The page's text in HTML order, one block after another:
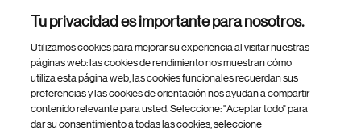
Footer Site Search
Tu privacidad es importante para nosotros.
Utilizamos cookies para mejorar su experiencia al visitar nuestras
páginas web: las cookies de rendimiento nos muestran cómo
utiliza esta página web, las cookies funcionales recuerdan sus
preferencias y las cookies de orientación nos ayudan a compartir
contenido relevante para usted. Seleccione: "Aceptar todo" para
dar su consentimiento a todas las cookies, seleccione